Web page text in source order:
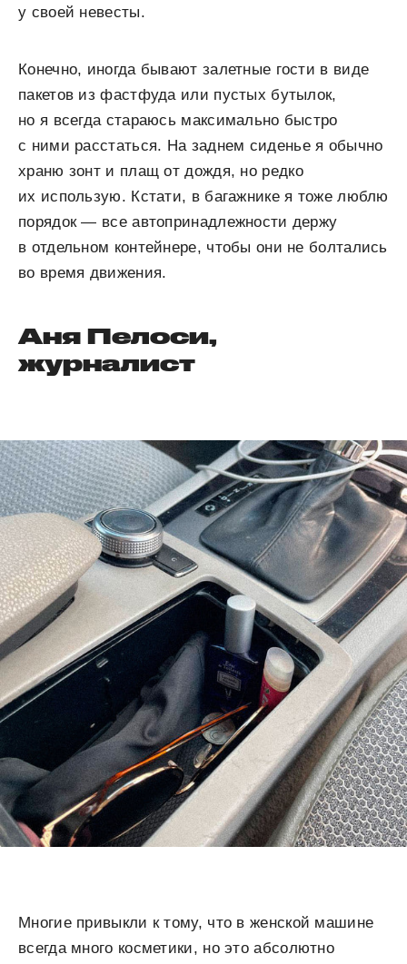
у своей невесты.
Конечно, иногда бывают залетные гости в виде
пакетов из фастфуда или пустых бутылок,
но я всегда стараюсь максимально быстро
с ними расстаться. На заднем сиденье я обычно
храню зонт и плащ от дождя, но редко
их использую. Кстати, в багажнике я тоже люблю
порядок — все автопринадлежности держу
в отдельном контейнере, чтобы они не болтались
во время движения.
Аня Пелоси,
журналист
Многие привыкли к тому, что в женской машине
всегда много косметики, но это абсолютно